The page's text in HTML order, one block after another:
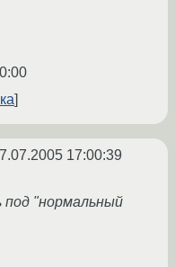
17:00:39
"нормальный